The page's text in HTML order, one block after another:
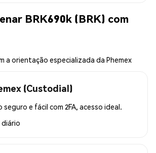
BRK690k (BRK) com
a orientação especializada da Phemex
(Custodial)
e fácil com 2FA, acesso ideal.
diário